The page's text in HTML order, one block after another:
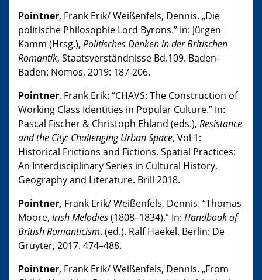
Pointner, Frank Erik/ Weißenfels, Dennis. „Die
politische Philosophie Lord Byrons.” In: Jürgen
Kamm (Hrsg.), Politisches Denken in der Britischen
Romantik, Staatsverständnisse Bd.109. Baden-
Baden: Nomos, 2019: 187-206.
Pointner, Frank Erik: “CHAVS: The Construction of
Working Class Identities in Popular Culture.” In:
Pascal Fischer & Christoph Ehland (eds.), Resistance
and the City: Challenging Urban Space, Vol 1:
Historical Frictions and Fictions. Spatial Practices:
An Interdisciplinary Series in Cultural History,
Geography and Literature. Brill 2018.
Pointner, Frank Erik/ Weißenfels, Dennis. “Thomas
Moore, Irish Melodies(1808–1834).” In: Handbook of
British Romanticism. (ed.). Ralf Haekel. Berlin: De
Gruyter, 2017. 474–488.
Pointner, Frank Erik/ Weißenfels, Dennis. „From